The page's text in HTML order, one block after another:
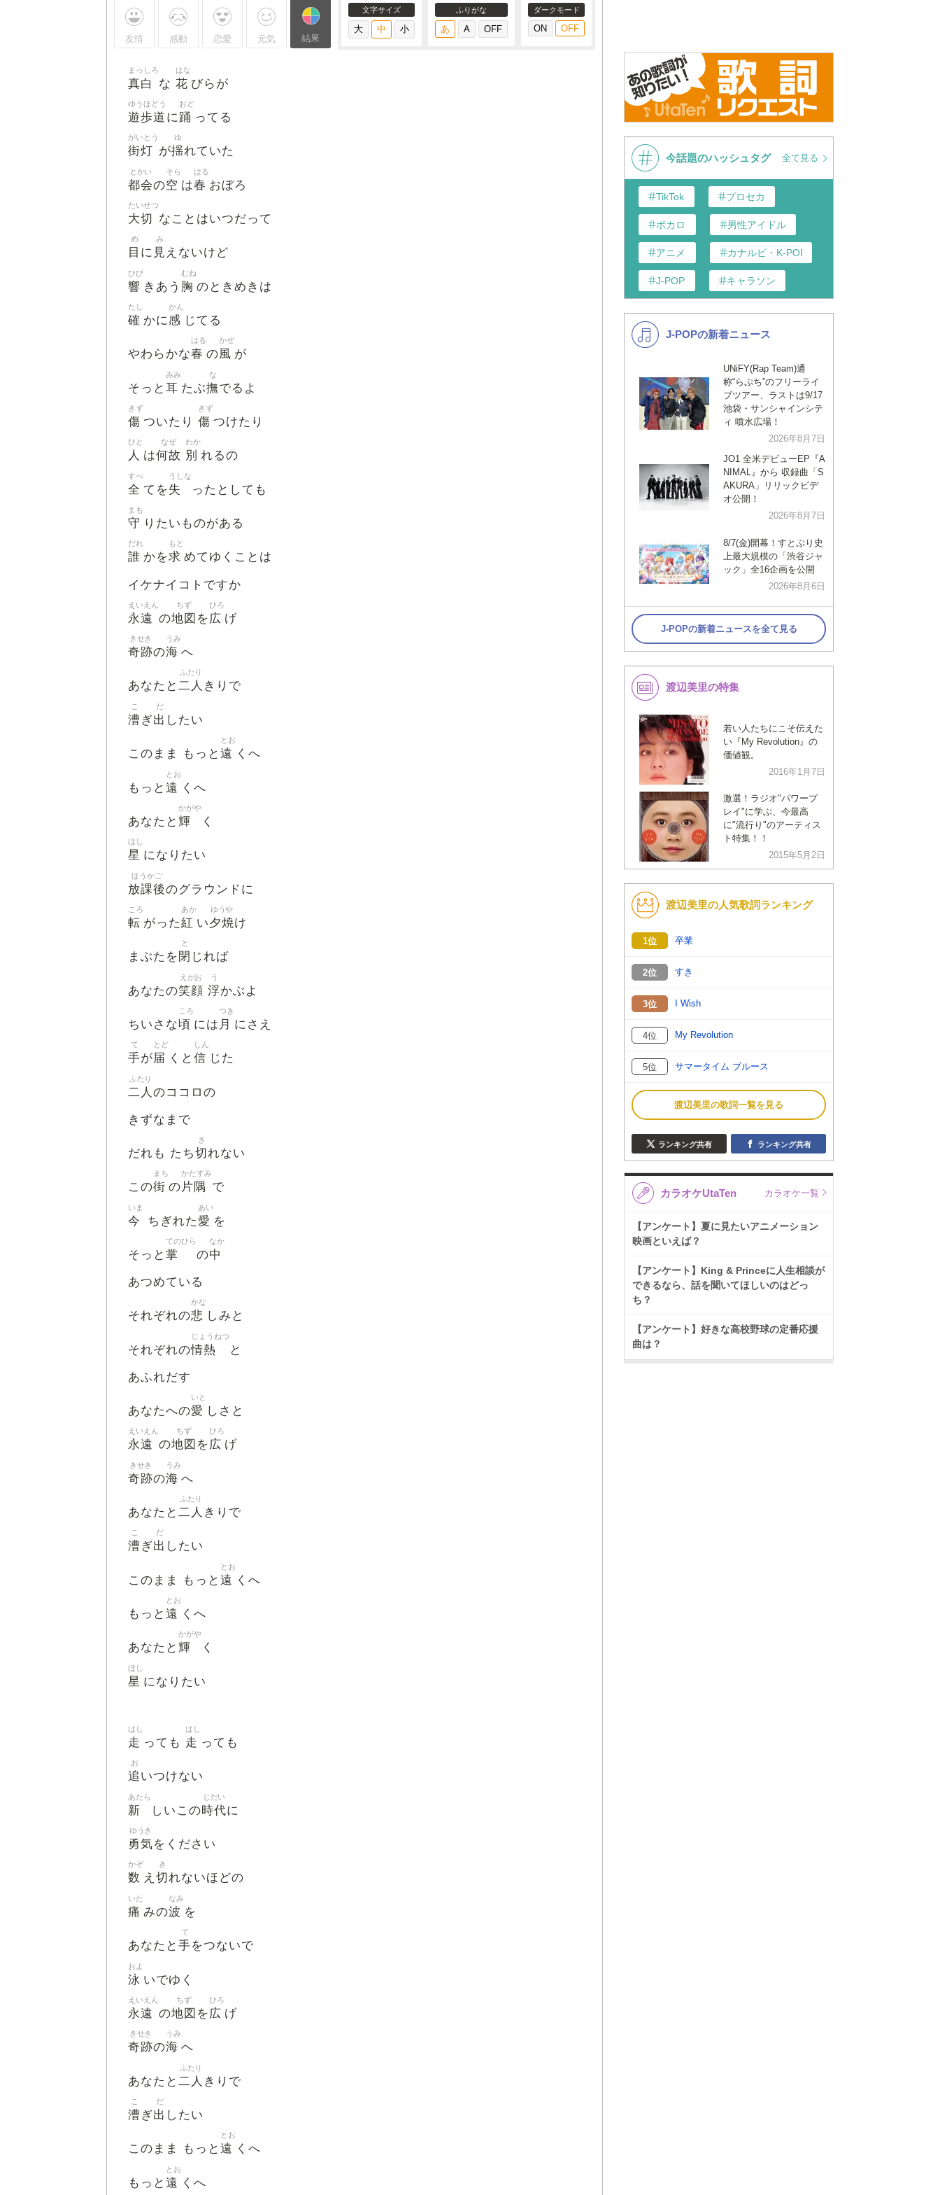
友情 感動 恋愛 元気 結果
文字サイズ ふりがな ダークモード
真白
まっしろ
な 花
はな
びらが
遊歩道
ゆうほどう
に踊
おど
ってる
街灯
がいとう
が揺
ゆ
れていた
都会
とかい
の空
そら
は春
はる
おぼろ
大切
たいせつ
なことはいつだって
目
め
に 見
み
えないけど
響
ひび
きあう 胸
むね
のときめきは
確
たし
かに感
かん
じてる
やわらかな春
はる
の風
かぜ
が
そっと 耳
みみ
たぶ撫
な
でるよ
傷
きず
ついたり 傷
きず
つけたり
人
ひと
は何故
なぜ
別
わか
れるの
全
すべ
てを失
うしな
ったとしても
守
まも
りたいものがある
誰
だれ
かを求
もと
めてゆくことは
イケナイコトですか
永遠
えいえん
の地図
ちず
を 広
ひろ
げ
奇跡
きせき
の海
うみ
へ
あなたと 二人
ふたり
きりで
漕
こ
ぎ出
だ
したい
このまま もっと 遠
とお
くへ
もっと 遠
とお
くへ
あなたと 輝
かがや
く
星
ほし
になりたい
放課後
ほうかご
のグラウンドに
転
ころ
がった紅
あか
い夕焼
ゆうや
け
まぶたを 閉
と
じれば
あなたの笑顔
えがお
浮
う
かぶよ
ちいさな頃
ころ
には 月
つき
にさえ
手
て
が届
とど
くと 信
しん
じた
二人
ふたり
のココロの
きずなまで
だれも たち切
き
れない
この街
まち
の片隅
かたすみ
で
今
いま
ちぎれた愛
あい
を
そっと 掌
てのひら
の中
なか
あつめている
それぞれの悲
かな
しみと
それぞれの情熱
じょうねつ
と
あふれだす
あなたへの愛
いと
しさと
永遠
えいえん
の地図
ちず
を広
ひろ
げ
奇跡
きせき
の海
うみ
へ
あなたと 二人
ふたり
きりで
漕
こ
ぎ出
だ
したい
このまま もっと 遠
とお
くへ
もっと 遠
とお
くへ
あなたと 輝
かがや
く
星
ほし
になりたい
走
はし
っても 走
はし
っても
追
お
いつけない
新
あたら
しいこの時代
じだい
に
勇気
ゆうき
をください
数
かぞ
え 切
き
れないほどの
痛
いた
みの波
なみ
を
あなたと 手
て
をつないで
泳
およ
いでゆく
永遠
えいえん
の地図
ちず
を広
ひろ
げ
奇跡
きせき
の海
うみ
へ
あなたと 二人
ふたり
きりで
漕
こ
ぎ出
だ
したい
このまま もっと 遠
とお
くへ
もっと 遠
とお
くへ
今話題のハッシュタグ 全て見る
TikTok プロセカ
ボカロ 男性アイドル
アニメ カナルビ・K-POP和訳
J-POP キャラソン
K-POP 洋楽
演歌・歌謡
VTuber ジャニーズ
J-POPの新着ニュース
UNiFY(Rap Team)通
称“らぷち”のフリーライ
ブツアー、ラストは9/17
池袋・サンシャインシテ
ィ 噴水広場！
2026年8月7日
JO1 全米デビューEP『A
NIMAL』から 収録曲「S
AKURA」リリックビデ
オ公開！
2026年8月7日
8/7(金)開幕！すとぷり史
上最大規模の「渋谷ジャ
ック」全16企画を公開
2026年8月6日
J-POPの新着ニュースを全て見る
渡辺美里の特集
若い人たちにこそ伝えた
い『My Revolution』の
価値観。
2016年1月7日
激選！ラジオ"パワープ
レイ"に学ぶ、今最高
に"流行り"のアーティス
ト特集！！
2015年5月2日
渡辺美里の人気歌詞ランキング
1位 卒業
2位 すき
3位 I Wish
4位 My Revolution
5位 サマータイム ブルース
渡辺美里の歌詞一覧を見る
ランキング共有 ランキング共有
カラオケUtaTen カラオケ一覧
【アンケート】夏に見たいアニメーション
映画といえば？
【アンケート】King & Princeに人生相談が
できるなら、話を聞いてほしいのはどっ
ち？
【アンケート】好きな高校野球の定番応援
曲は？